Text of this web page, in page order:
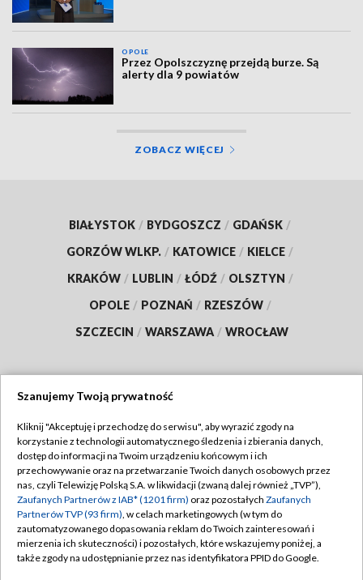
OPOLE
Przez Opolszczyznę przejdą burze. Są
alerty dla 9 powiatów
ZOBACZ WIĘCEJ
BIAŁYSTOK / BYDGOSZCZ / GDAŃSK /
GORZÓW WLKP. / KATOWICE / KIELCE /
KRAKÓW / LUBLIN / ŁÓDŹ / OLSZTYN /
OPOLE / POZNAŃ / RZESZÓW /
SZCZECIN / WARSZAWA / WROCŁAW
TVP
Abonament TVP
Emisja w TVP
Centrum informacji TVP
Naziemna Telewizja Cyfrowa
Regulamin TVP
Polityka prywatności
Moje zgody
Pomoc
Szanujemy Twoją prywatność
Kliknij "Akceptuję i przechodzę do serwisu", aby wyrazić zgody na
korzystanie z technologii automatycznego śledzenia i zbierania danych,
dostęp do informacji na Twoim urządzeniu końcowym i ich
przechowywanie oraz na przetwarzanie Twoich danych osobowych przez
nas, czyli Telewizję Polską S.A. w likwidacji (zwaną dalej również „TVP”),
Zaufanych Partnerów z IAB* (1201 firm) oraz pozostałych Zaufanych
Partnerów TVP (93 firm), w celach marketingowych (w tym do
zautomatyzowanego dopasowania reklam do Twoich zainteresowań i
mierzenia ich skuteczności) i pozostałych, które wskazujemy poniżej, a
także zgody na udostępnianie przez nas identyfikatora PPID do Google.